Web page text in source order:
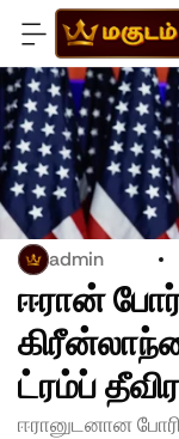
admin
ஈரான்
ட்ரம்ப்
ஈரானுடனான